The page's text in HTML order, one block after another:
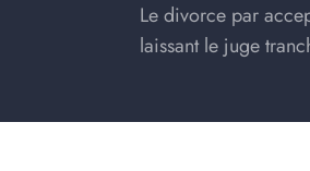
Le divorce par
laissant le juge